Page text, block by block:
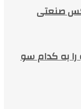
صنعتی
را به کدام سو